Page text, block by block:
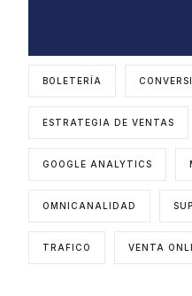
BOLETERÍA
ESTRATEGIA DE VENTAS
GOOGLE ANALYTICS
OMNICANALIDAD
TRAFICO VENTA